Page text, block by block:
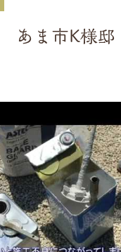
、無料建物診断
あま市K様